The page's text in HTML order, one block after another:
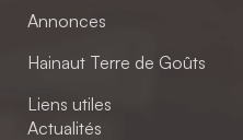
Annonces
Hainaut Terre de Goûts
Liens utiles
Actualités